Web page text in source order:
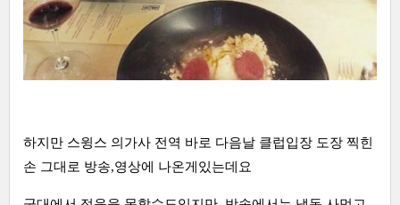
하지만 스윙스 의가사 전역 바로 다음날 클럽입장 도장 찍힌
손 그대로 방송,영상에 나온게있는데요